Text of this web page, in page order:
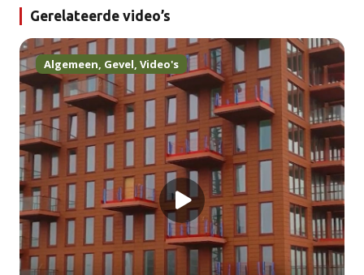
Gerelateerde video’s
Algemeen, Gevel, Video's